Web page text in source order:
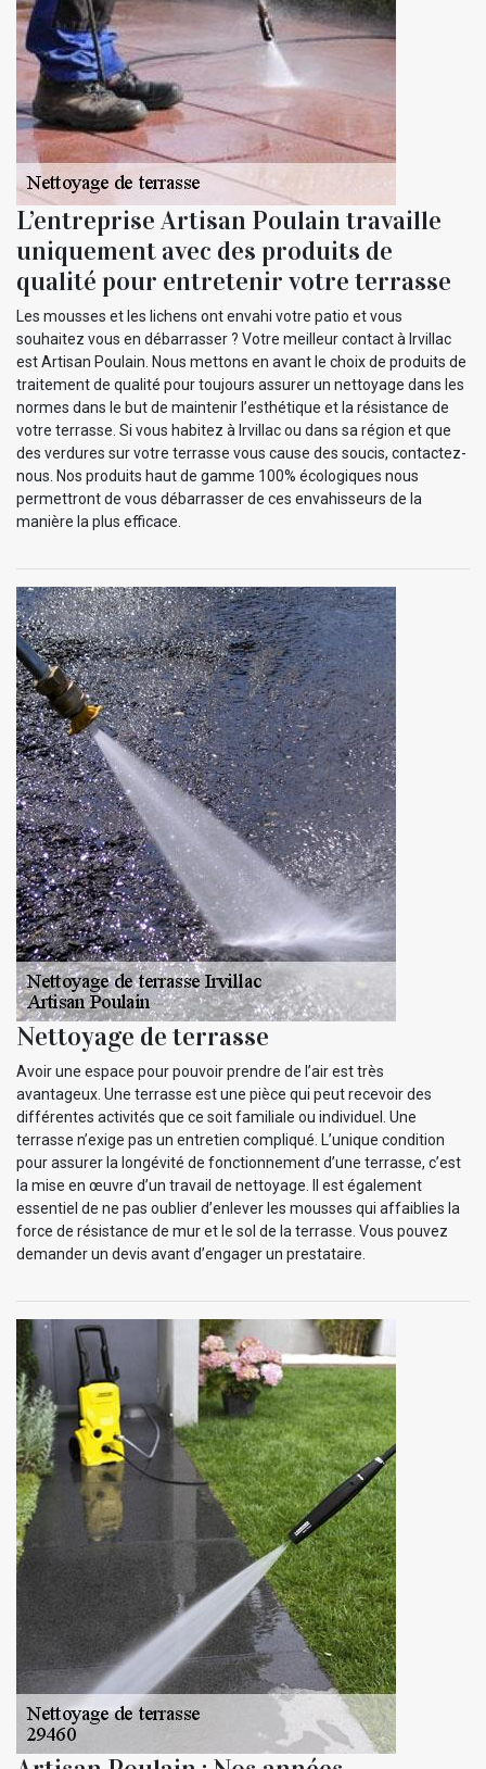
L’entreprise Artisan Poulain travaille
uniquement avec des produits de
qualité pour entretenir votre terrasse
Les mousses et les lichens ont envahi votre patio et vous
souhaitez vous en débarrasser ? Votre meilleur contact à Irvillac
est Artisan Poulain. Nous mettons en avant le choix de produits de
traitement de qualité pour toujours assurer un nettoyage dans les
normes dans le but de maintenir l’esthétique et la résistance de
votre terrasse. Si vous habitez à Irvillac ou dans sa région et que
des verdures sur votre terrasse vous cause des soucis, contactez-
nous. Nos produits haut de gamme 100% écologiques nous
permettront de vous débarrasser de ces envahisseurs de la
manière la plus efficace.
Nettoyage de terrasse
Avoir une espace pour pouvoir prendre de l’air est très
avantageux. Une terrasse est une pièce qui peut recevoir des
différentes activités que ce soit familiale ou individuel. Une
terrasse n’exige pas un entretien compliqué. L’unique condition
pour assurer la longévité de fonctionnement d’une terrasse, c’est
la mise en œuvre d’un travail de nettoyage. Il est également
essentiel de ne pas oublier d’enlever les mousses qui affaiblies la
force de résistance de mur et le sol de la terrasse. Vous pouvez
demander un devis avant d’engager un prestataire.